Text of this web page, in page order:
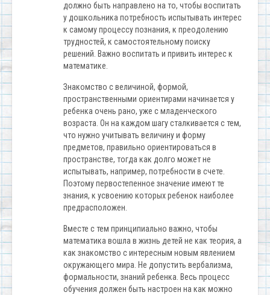
должно быть направлено на то, чтобы воспитать
у дошкольника потребность испытывать интерес
к самому процессу познания, к преодолению
трудностей, к самостоятельному поиску
решений. Важно воспитать и привить интерес к
математике.
Знакомство с величиной, формой,
пространственными ориентирами начинается у
ребенка очень рано, уже с младенческого
возраста. Он на каждом шагу сталкивается с тем,
что нужно учитывать величину и форму
предметов, правильно ориентироваться в
пространстве, тогда как долго может не
испытывать, например, потребности в счете.
Поэтому первостепенное значение имеют те
знания, к усвоению которых ребенок наиболее
предрасположен.
Вместе с тем принципиально важно, чтобы
математика вошла в жизнь детей не как теория, а
как знакомство с интересным новым явлением
окружающего мира. Не допустить вербализма,
формальности, знаний ребенка. Весь процесс
обучения должен быть настроен на как можно